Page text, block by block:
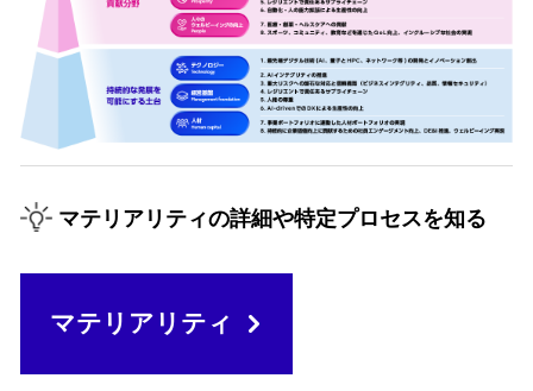
マテリアリティの詳細や特定プロセスを知る
マテリアリティ